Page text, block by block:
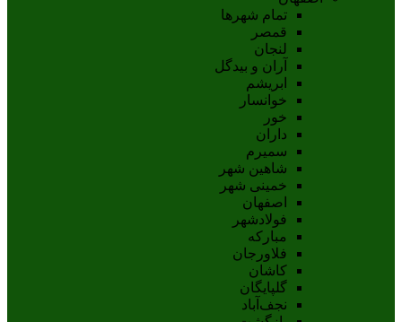
تمام شهر‌ها
قمصر
لنجان
آران و بیدگل
ابریشم
خوانسار
خور
داران
سمیرم
شاهین شهر
خمینی شهر
اصفهان
فولادشهر
مبارکه
فلاورجان
کاشان
گلپايگان
نجف‌آباد